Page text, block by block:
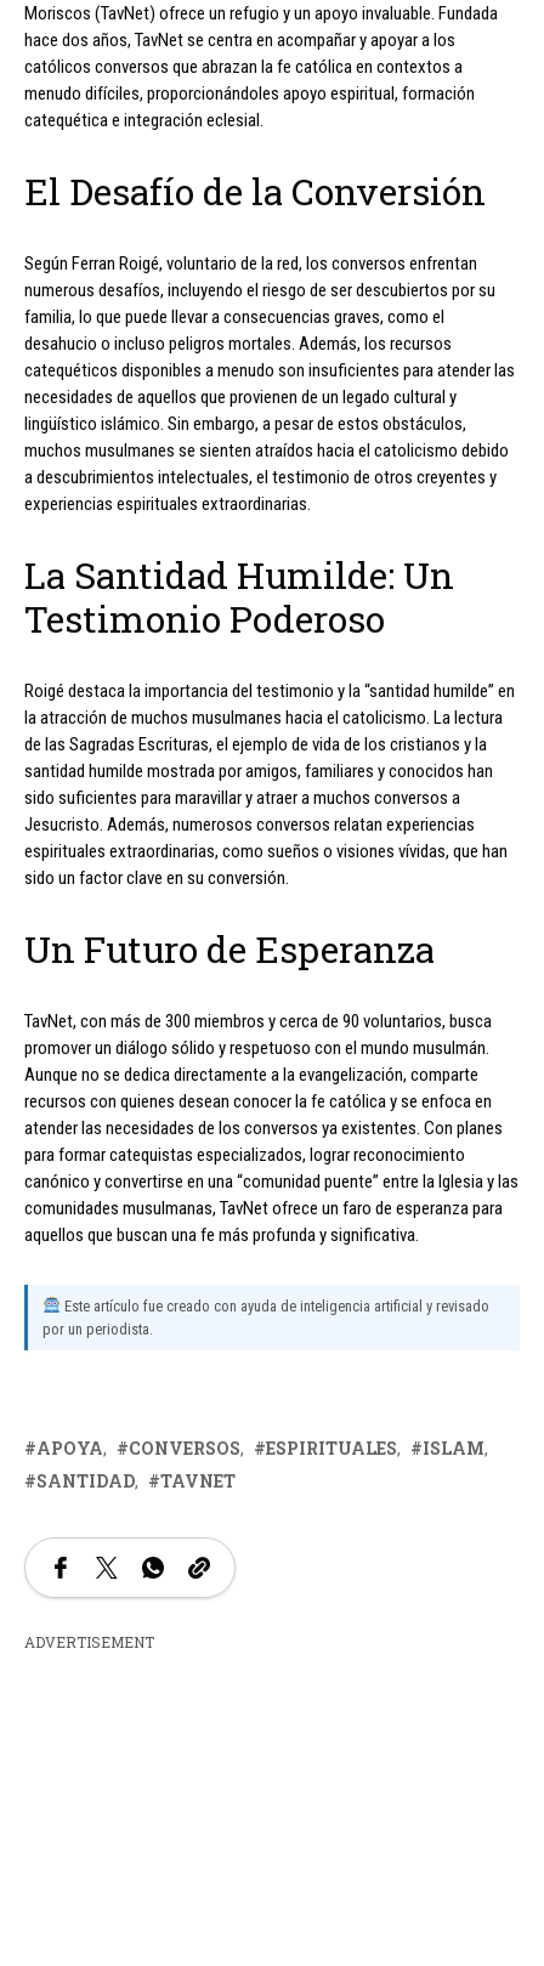
Moriscos (TavNet) ofrece un refugio y un apoyo invaluable. Fundada
hace dos años, TavNet se centra en acompañar y apoyar a los
católicos conversos que abrazan la fe católica en contextos a
menudo difíciles, proporcionándoles apoyo espiritual, formación
catequética e integración eclesial.
El Desafío de la Conversión
Según Ferran Roigé, voluntario de la red, los conversos enfrentan
numerous desafíos, incluyendo el riesgo de ser descubiertos por su
familia, lo que puede llevar a consecuencias graves, como el
desahucio o incluso peligros mortales. Además, los recursos
catequéticos disponibles a menudo son insuficientes para atender las
necesidades de aquellos que provienen de un legado cultural y
lingüístico islámico. Sin embargo, a pesar de estos obstáculos,
muchos musulmanes se sienten atraídos hacia el catolicismo debido
a descubrimientos intelectuales, el testimonio de otros creyentes y
experiencias espirituales extraordinarias.
La Santidad Humilde: Un
Testimonio Poderoso
Roigé destaca la importancia del testimonio y la “santidad humilde” en
la atracción de muchos musulmanes hacia el catolicismo. La lectura
de las Sagradas Escrituras, el ejemplo de vida de los cristianos y la
santidad humilde mostrada por amigos, familiares y conocidos han
sido suficientes para maravillar y atraer a muchos conversos a
Jesucristo. Además, numerosos conversos relatan experiencias
espirituales extraordinarias, como sueños o visiones vívidas, que han
sido un factor clave en su conversión.
Un Futuro de Esperanza
TavNet, con más de 300 miembros y cerca de 90 voluntarios, busca
promover un diálogo sólido y respetuoso con el mundo musulmán.
Aunque no se dedica directamente a la evangelización, comparte
recursos con quienes desean conocer la fe católica y se enfoca en
atender las necesidades de los conversos ya existentes. Con planes
para formar catequistas especializados, lograr reconocimiento
canónico y convertirse en una “comunidad puente” entre la Iglesia y las
comunidades musulmanas, TavNet ofrece un faro de esperanza para
aquellos que buscan una fe más profunda y significativa.
Este artículo fue creado con ayuda de inteligencia artificial y revisado
por un periodista.
APOYA CONVERSOS ESPIRITUALES
ISLAM
SANTIDAD
TAVNET
ADVERTISEMENT